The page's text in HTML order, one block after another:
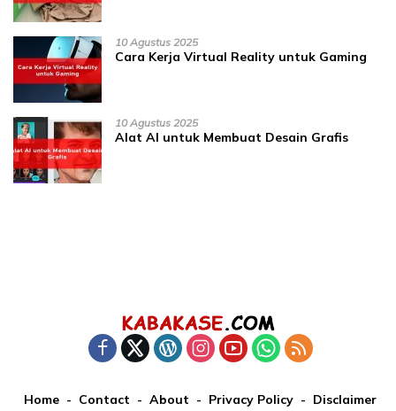
10 Agustus 2025
Cara Kerja Virtual Reality untuk Gaming
10 Agustus 2025
Alat AI untuk Membuat Desain Grafis
Home Contact About Privacy Policy Disclaimer